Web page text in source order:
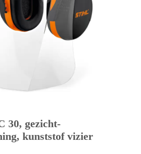
30, gezicht-
kunststof vizier